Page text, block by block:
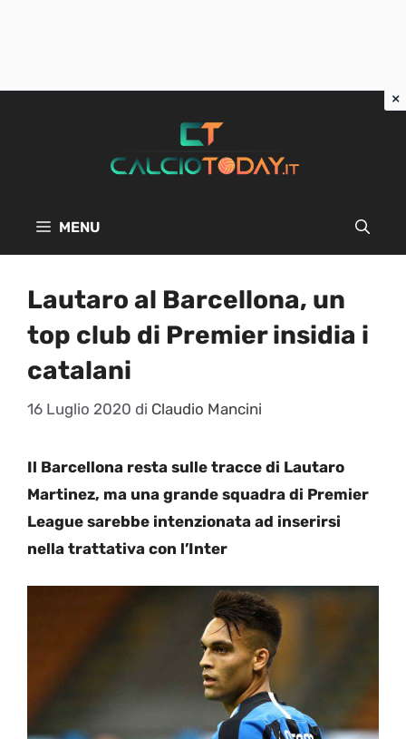
MENU
Lautaro al Barcellona, un
top club di Premier insidia i
catalani
16 Luglio 2020 di Claudio Mancini
Il Barcellona resta sulle tracce di Lautaro
Martinez, ma una grande squadra di Premier
League sarebbe intenzionata ad inserirsi
nella trattativa con l’Inter